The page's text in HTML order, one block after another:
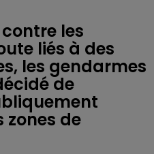
les
liés à des
les gendarmes
de
zones de